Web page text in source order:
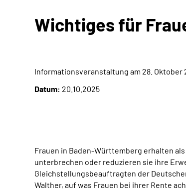
Wichtiges für
Informationsveranstaltung am 28. Oktober
Datum: 20.10.2025
Frauen in Baden-Württemberg erhalten
unterbrechen oder reduzieren sie ihre
Gleichstellungsbeauftragten der
Walther, auf was Frauen bei ihrer Rente